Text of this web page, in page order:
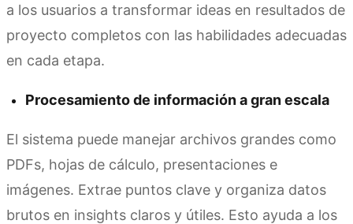
a los usuarios a transformar ideas en resultados de
proyecto completos con las habilidades adecuadas
en cada etapa.
Procesamiento de información a gran escala
El sistema puede manejar archivos grandes como
PDFs, hojas de cálculo, presentaciones e
imágenes. Extrae puntos clave y organiza datos
brutos en insights claros y útiles. Esto ayuda a los